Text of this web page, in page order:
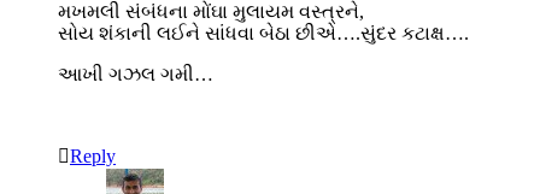
મખમલી સંબંધના મોંઘા મુલાયમ વસ્ત્રને,
સોય શંકાની લઈને સાંધવા બેઠા છીએ….સુંદર કટાક્ષ….
આખી ગઝલ ગમી…
Reply